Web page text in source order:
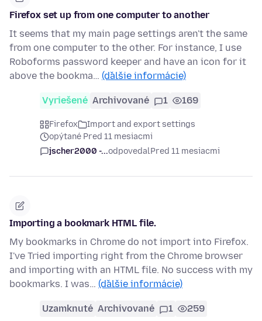
Firefox set up from one computer to another
It seems that my main page settings aren't the same
from one computer to the other. For instance, I use
Roboforms password keeper and have an icon for it
above the bookma… (ďalšie informácie)
Vyriešené Archivované 1 169
Firefox
Import and export settings
opýtané Pred 11 mesiacmi
jscher2000 -...odpovedalPred 11 mesiacmi
Importing a bookmark HTML file.
My bookmarks in Chrome do not import into Firefox.
I've Tried importing right from the Chrome browser
and importing with an HTML file. No success with my
bookmarks. I was… (ďalšie informácie)
Uzamknuté Archivované 1 259